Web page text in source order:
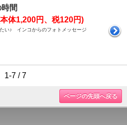
間
体1,200円、税120円)
い♪ インコからのフォトメッセージ
1-7 / 7
ページの先頭へ戻る